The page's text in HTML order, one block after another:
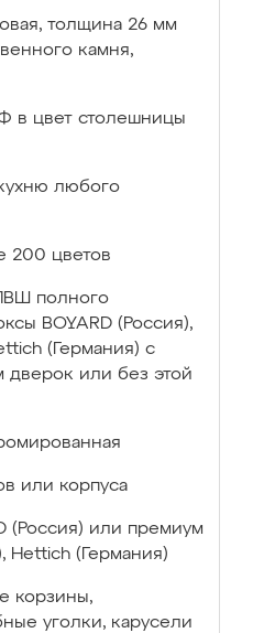
толщина 26 мм
камня,
в цвет столешницы
любого
200 цветов
ПВШ полного
BOYARD (Россия),
(Германия) с
дверок или без этой
или корпуса
(Россия) или премиум
Hettich (Германия)
корзины,
уголки, карусели